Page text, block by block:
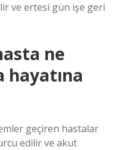
ve ertesi gün işe geri
ne
hayatına
geçiren hastalar
edilir ve akut